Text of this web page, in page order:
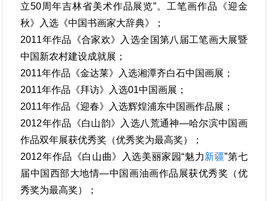
立50周年吉林省美术作品展览”。工笔画作品《迎金
秋》入选《中国书画家大辞典》；
2011年作品《合家欢》入选全国第八届工笔画大展暨
中国新农村建设成就展；
2011年作品《金达莱》入选湘潭齐白石中国画展；
2011年作品《拜访》入选01中国画展；
2011年作品《迎春》入选辉煌浦东中国画作品展；
2012年作品《白山韵》入选八荒通神—哈尔滨中国画
作品双年展获优秀奖（优秀奖为最高奖）；
2012年作品《白山曲》入选美丽家园“魅力新疆”第七
届中国西部大地情—中国画油画作品展获优秀奖（优
秀奖为最高奖）；